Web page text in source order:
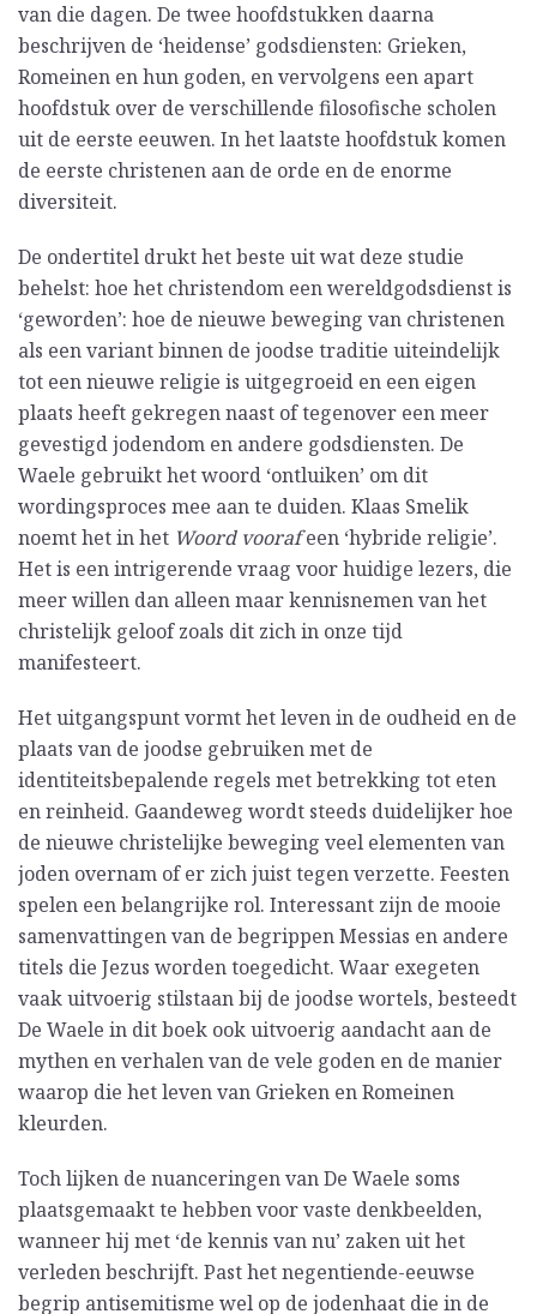
van die dagen. De twee hoofdstukken daarna
beschrijven de ‘heidense’ godsdiensten: Grieken,
Romeinen en hun goden, en vervolgens een apart
hoofdstuk over de verschillende filosofische scholen
uit de eerste eeuwen. In het laatste hoofdstuk komen
de eerste christenen aan de orde en de enorme
diversiteit.
De ondertitel drukt het beste uit wat deze studie
behelst: hoe het christendom een wereldgodsdienst is
‘geworden’: hoe de nieuwe beweging van christenen
als een variant binnen de joodse traditie uiteindelijk
tot een nieuwe religie is uitgegroeid en een eigen
plaats heeft gekregen naast of tegenover een meer
gevestigd jodendom en andere godsdiensten. De
Waele gebruikt het woord ‘ontluiken’ om dit
wordingsproces mee aan te duiden. Klaas Smelik
noemt het in het Woord voorafeen ‘hybride religie’.
Het is een intrigerende vraag voor huidige lezers, die
meer willen dan alleen maar kennisnemen van het
christelijk geloof zoals dit zich in onze tijd
manifesteert.
Het uitgangspunt vormt het leven in de oudheid en de
plaats van de joodse gebruiken met de
identiteitsbepalende regels met betrekking tot eten
en reinheid. Gaandeweg wordt steeds duidelijker hoe
de nieuwe christelijke beweging veel elementen van
joden overnam of er zich juist tegen verzette. Feesten
spelen een belangrijke rol. Interessant zijn de mooie
samenvattingen van de begrippen Messias en andere
titels die Jezus worden toegedicht. Waar exegeten
vaak uitvoerig stilstaan bij de joodse wortels, besteedt
De Waele in dit boek ook uitvoerig aandacht aan de
mythen en verhalen van de vele goden en de manier
waarop die het leven van Grieken en Romeinen
kleurden.
Toch lijken de nuanceringen van De Waele soms
plaatsgemaakt te hebben voor vaste denkbeelden,
wanneer hij met ‘de kennis van nu’ zaken uit het
verleden beschrijft. Past het negentiende-eeuwse
begrip antisemitisme wel op de jodenhaat die in de